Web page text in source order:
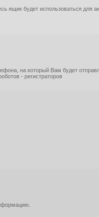
ящик будет использоваться для
на который Вам будет
- регистраторов